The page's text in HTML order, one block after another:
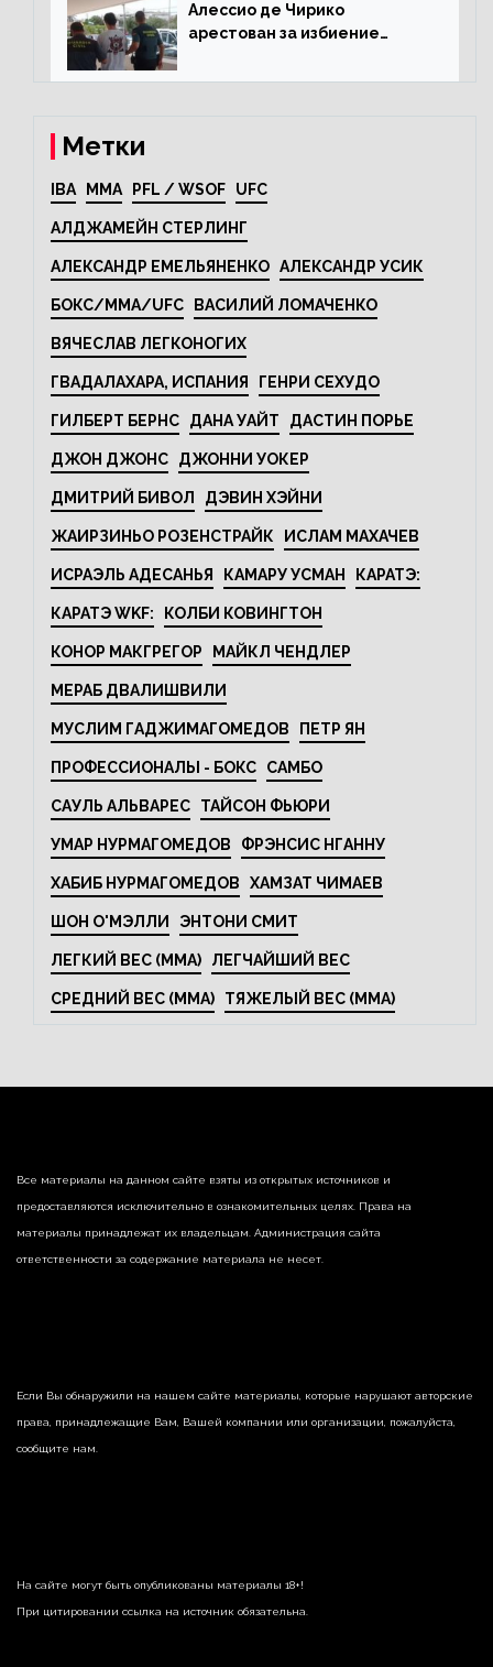
Алессио де Чирико
арестован за избиение
Метки
IBA MMA PFL / WSOF UFC
АЛДЖАМЕЙН СТЕРЛИНГ
АЛЕКСАНДР ЕМЕЛЬЯНЕНКО АЛЕКСАНДР УСИК
БОКС/MMA/UFC ВАСИЛИЙ ЛОМАЧЕНКО
ВЯЧЕСЛАВ ЛЕГКОНОГИХ
ГВАДАЛАХАРА, ИСПАНИЯ ГЕНРИ СЕХУДО
ГИЛБЕРТ БЕРНС ДАНА УАЙТ ДАСТИН ПОРЬЕ
ДЖОН ДЖОНС ДЖОННИ УОКЕР
ДМИТРИЙ БИВОЛ ДЭВИН ХЭЙНИ
ЖАИРЗИНЬО РОЗЕНСТРАЙК ИСЛАМ МАХАЧЕВ
ИСРАЭЛЬ АДЕСАНЬЯ КАМАРУ УСМАН КАРАТЭ:
КАРАТЭ WKF: КОЛБИ КОВИНГТОН
КОНОР МАКГРЕГОР МАЙКЛ ЧЕНДЛЕР
МЕРАБ ДВАЛИШВИЛИ
МУСЛИМ ГАДЖИМАГОМЕДОВ ПЕТР ЯН
ПРОФЕССИОНАЛЫ - БОКС САМБО
САУЛЬ АЛЬВАРЕС ТАЙСОН ФЬЮРИ
УМАР НУРМАГОМЕДОВ ФРЭНСИС НГАННУ
ХАБИБ НУРМАГОМЕДОВ ХАМЗАТ ЧИМАЕВ
ШОН О'МЭЛЛИ ЭНТОНИ СМИТ
ЛЕГКИЙ ВЕС (MMA) ЛЕГЧАЙШИЙ ВЕС
СРЕДНИЙ ВЕС (MMA) ТЯЖЕЛЫЙ ВЕС (MMA)
Все материалы на данном сайте взяты из открытых источников и
предоставляются исключительно в ознакомительных целях. Права на
материалы принадлежат их владельцам. Администрация сайта
ответственности за содержание материала не несет.
Если Вы обнаружили на нашем сайте материалы, которые нарушают авторские
права, принадлежащие Вам, Вашей компании или организации, пожалуйста,
сообщите нам.
На сайте могут быть опубликованы материалы 18+!
При цитировании ссылка на источник обязательна.